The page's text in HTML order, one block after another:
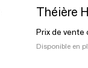
Prix de vente
Disponible en